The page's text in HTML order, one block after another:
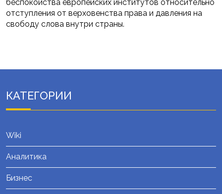
беспокойства европейских институтов относительно
отступления от верховенства права и давления на
свободу слова внутри страны.
КАТЕГОРИИ
Wiki
Аналитика
Бизнес